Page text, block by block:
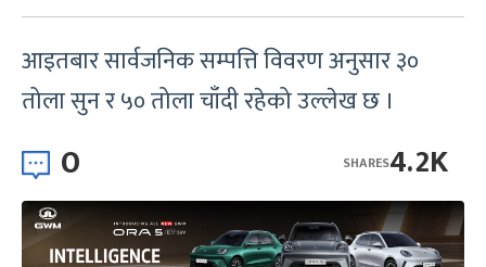
आइतबार सार्वजनिक सम्पत्ति विवरण अनुसार ३०
तोला सुन र ५० तोला चाँदी रहेको उल्लेख छ ।
0 4.2K
SHARES